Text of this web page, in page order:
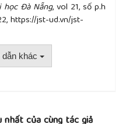
Accounting Review,vol.
2016.
S. C. Vera-Munoz,
emissions and
Accounting Review,
further evidence”,Journal of
học Đà Nẵng, vol 21, số p.h
https://jst-ud.vn/jst-
khác